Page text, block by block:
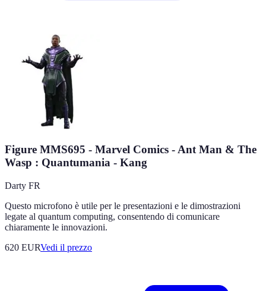
Figure MMS695 - Marvel Comics - Ant Man & The
Wasp : Quantumania - Kang
Darty FR
Questo microfono è utile per le presentazioni e le dimostrazioni
legate al quantum computing, consentendo di comunicare
chiaramente le innovazioni.
620 EURVedi il prezzo